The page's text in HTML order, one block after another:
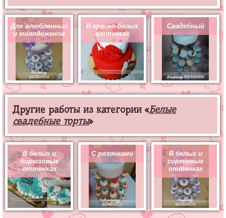
Для влюбленных
и молодоженов
В красно-белых
оттенках
Свадебный
Другие работы из категории «Белые
свадебные торты»
В белых и
бирюзовых
оттенках
С розочками
В белых и
сиреневых
оттенках